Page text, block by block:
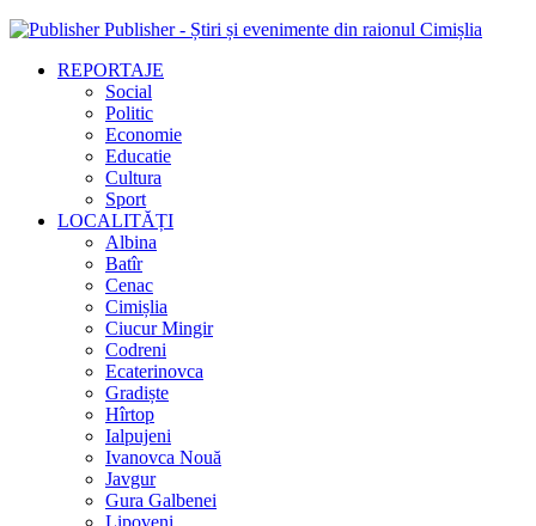
Publisher - Știri și evenimente din raionul Cimișlia
REPORTAJE
Social
Politic
Economie
Educatie
Cultura
Sport
LOCALITĂȚI
Albina
Batîr
Cenac
Cimișlia
Ciucur Mingir
Codreni
Ecaterinovca
Gradiște
Hîrtop
Ialpujeni
Ivanovca Nouă
Javgur
Gura Galbenei
Lipoveni